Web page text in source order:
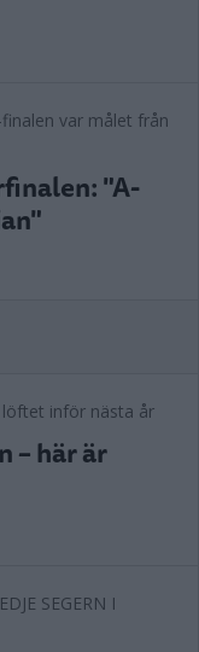
"A-
– här är